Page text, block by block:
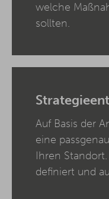
welche
sollten.
Auf Basis der
eine
Ihren
definiert und